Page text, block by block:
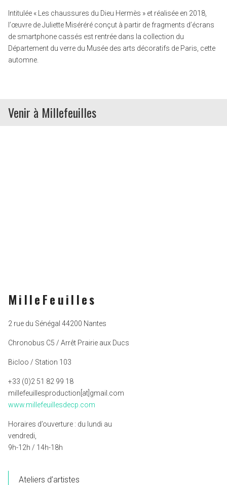
Intitulée « Les chaussures du Dieu Hermès » et réalisée en 2018,
l’œuvre de Juliette Miséréré conçut à partir de fragments d’écrans
de smartphone cassés est rentrée dans la collection du
Département du verre du Musée des arts décoratifs de Paris, cette
automne.
Venir à Millefeuilles
MilleFeuilles
2 rue du Sénégal 44200 Nantes
Chronobus C5 / Arrêt Prairie aux Ducs
Bicloo / Station 103
+33 (0)2 51 82 99 18
millefeuillesproduction[at]gmail.com
www.millefeuillesdecp.com
Horaires d’ouverture : du lundi au
vendredi,
9h-12h / 14h-18h
Ateliers d’artistes